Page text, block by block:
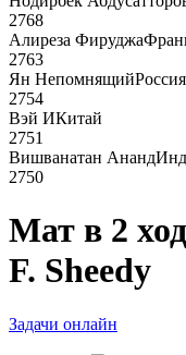
2768
Алиреза Фируджа
2763
Ян НепомнящийРоссия
2754
Вэй ИКитай
2751
Вишванатан Ананд
2750
Мат в 2
F. Sheedy
Задачи онлайн